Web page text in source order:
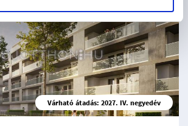
Várható átadás: 2027. IV. negyedév